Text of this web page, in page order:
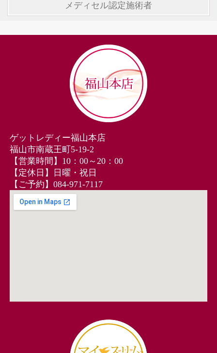
メディセル認定施術者
ゲットレディー福山本店
福山市南蔵王町5-19-2
【営業時間】10：00～20：00
【定休日】日曜・祝日
【ご予約】084‐971‐7117